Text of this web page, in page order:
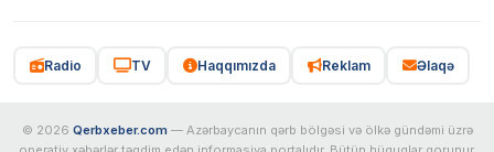
Radio TV Haqqımızda Reklam Əlaqə
© 2026 Qerbxeber.com — Azərbaycanın qərb bölgəsi və ölkə gündəmi üzrə